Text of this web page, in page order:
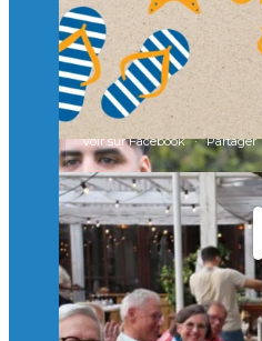
À l’Isep, nous formons des
Mastères Spécialisés, qui
valeurs humaines, au
...Voir plus
il y a 2 mois
Voir sur Facebook · Partager
🚀Afterwork à Genève 🚀
🥳 Le 22 avril dernier,
en Suisse ont partagé
retrouvailles et